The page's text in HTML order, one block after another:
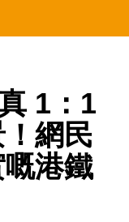
1：1
網民
港鐵